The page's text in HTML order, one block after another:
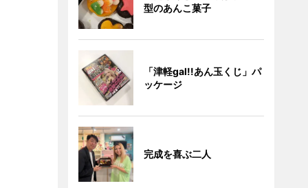
型のあんこ菓子
「津軽gal!!あん玉くじ」パ
ッケージ
完成を喜ぶ二人